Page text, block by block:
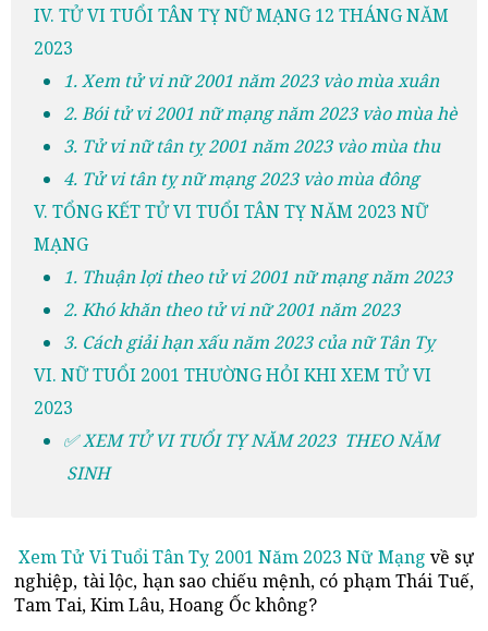
IV. TỬ VI TUỔI TÂN TỴ NỮ MẠNG 12 THÁNG NĂM
2023
1. Xem tử vi nữ 2001 năm 2023 vào mùa xuân
2. Bói tử vi 2001 nữ mạng năm 2023 vào mùa hè
3. Tử vi nữ tân tỵ 2001 năm 2023 vào mùa thu
4. Tử vi tân tỵ nữ mạng 2023 vào mùa đông
V. TỔNG KẾT TỬ VI TUỔI TÂN TỴ NĂM 2023 NỮ
MẠNG
1. Thuận lợi theo tử vi 2001 nữ mạng năm 2023
2. Khó khăn theo tử vi nữ 2001 năm 2023
3. Cách giải hạn xấu năm 2023 của nữ Tân Tỵ
VI. NỮ TUỔI 2001 THƯỜNG HỎI KHI XEM TỬ VI
2023
✅ XEM TỬ VI TUỔI TỴ NĂM 2023 THEO NĂM
SINH
Xem Tử Vi Tuổi Tân Tỵ 2001 Năm 2023 Nữ Mạng về sự
nghiệp, tài lộc, hạn sao chiếu mệnh, có phạm Thái Tuế,
Tam Tai, Kim Lâu, Hoang Ốc không?